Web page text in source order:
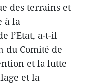
des terrains et
à la
l’Etat, a-t-il
du Comité de
et la lutte
et la